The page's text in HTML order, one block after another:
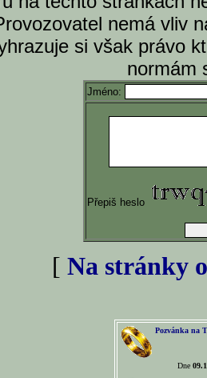
nemá vliv
si však právo
normám
Jméno:
Přepiš heslo
[ Na stránky
Pozvánka na
Dne